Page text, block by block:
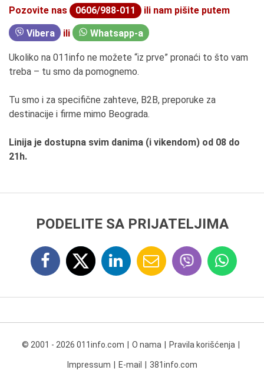
Pozovite nas 0606/988-011 ili nam pišite putem
Vibera ili Whatsapp-a
Ukoliko na 011info ne možete “iz prve” pronaći to što vam
treba – tu smo da pomognemo.
Tu smo i za specifične zahteve, B2B, preporuke za
destinacije i firme mimo Beograda.
Linija je dostupna svim danima (i vikendom) od 08 do
21h.
PODELITE SA PRIJATELJIMA
© 2001 - 2026 011info.com O nama Pravila korišćenja
Impressum E-mail 381info.com